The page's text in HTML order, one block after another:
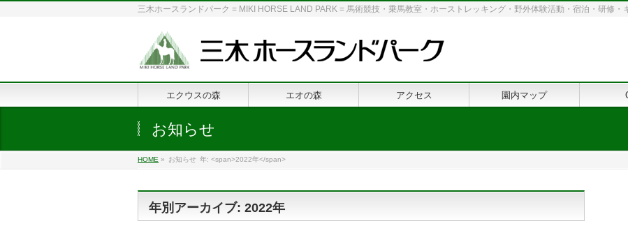
三木ホースランドパーク = MIKI HORSE LAND PARK = 馬術競技・乗馬教室・ホーストレッキング・野外体験活動・宿泊・研修・
エクウスの森 エオの森 アクセス 園内マップ
お知らせ
HOME » お知らせ 年: <span>2022年</span>
年別アーカイブ: 2022年